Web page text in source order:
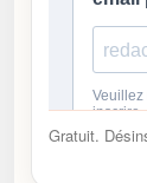
Gratuit.